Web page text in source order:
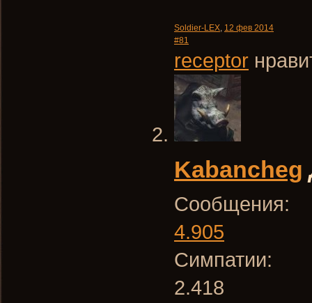
Soldier-LEX, 12 фев 2014
#81
receptor
Kabancheg
Сообщения:
4.905
Симпатии:
2.418